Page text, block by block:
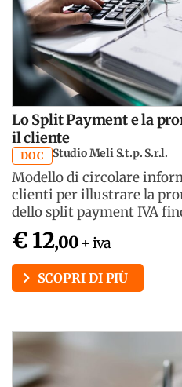
Lo Split Payment e la
il cliente
DOC Studio Meli S.t.p. S.r.l.
Modello di circolare
clienti per illustrare la
dello split payment IVA
€ 12,00 + iva
SCOPRI DI PIÙ